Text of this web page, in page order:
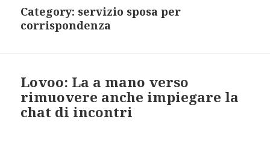
Category: servizio sposa per
corrispondenza
Lovoo: La a mano verso
rimuovere anche impiegare la
chat di incontri